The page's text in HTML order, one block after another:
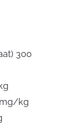
300
mg/kg